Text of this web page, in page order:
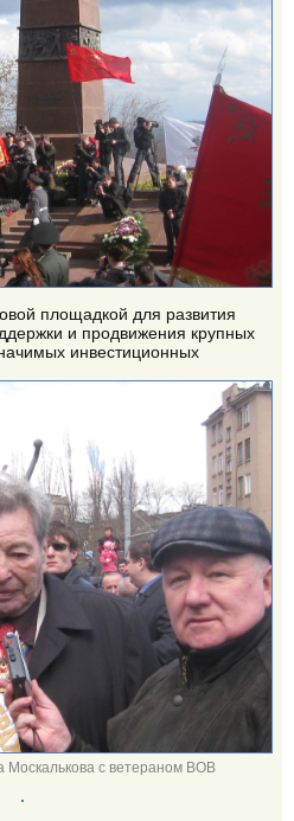
площадкой для развития
и продвижения крупных
инвестиционных
Москалькова с ветераном ВОВ